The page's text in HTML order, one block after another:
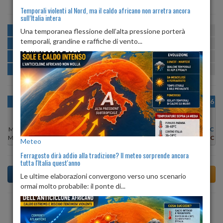
MATTINA min:21º max:29º U:
POMERIGGIO min:30º max:31º
SERA min:25º max:32º U:65% 78%
NOTTE min: 22º max:24º U:76%
OGGI
Min:
30°C
Max:32°C
MAR 11
Min:
Max:31°C
MER 12
Min:30°C
Max:31°C
GIO 13
Min:
29°C
Max:30°C
VEN 14
Max:29°C
SAB 15
Min:27°C
Max:30°C
DOM 16
28°C
Max:29°C
Previsioni del Tempo a Albano Laziale di dopodomani
Temporali violenti al Nord, ma il caldo africano non arretra ancora
sull’Italia intera
Una temporanea flessione dell’alta pressione porterà
temporali, grandine e raffiche di vento...
Meteo
Ferragosto dirà addio alla tradizione? Il meteo sorprende ancora
tutta l'Italia quest'anno
Le ultime elaborazioni convergono verso uno scenario
ormai molto probabile: il ponte di...